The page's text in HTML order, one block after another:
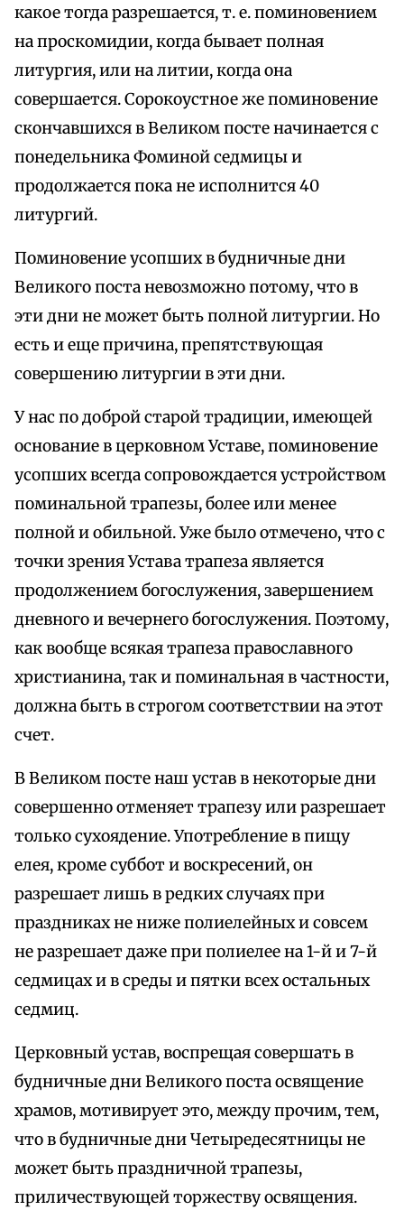
какое тогда разрешается, т. е. поминовением
на проскомидии, когда бывает полная
литургия, или на литии, когда она
совершается. Сорокоустное же поминовение
скончавшихся в Великом посте начинается с
понедельника Фоминой седмицы и
продолжается пока не исполнится 40
литургий.
Поминовение усопших в будничные дни
Великого поста невозможно потому, что в
эти дни не может быть полной литургии. Но
есть и еще причина, препятствующая
совершению литургии в эти дни.
У нас по доброй старой традиции, имеющей
основание в церковном Уставе, поминовение
усопших всегда сопровождается устройством
поминальной трапезы, более или менее
полной и обильной. Уже было отмечено, что с
точки зрения Устава трапеза является
продолжением богослужения, завершением
дневного и вечернего богослужения. Поэтому,
как вообще всякая трапеза православного
христианина, так и поминальная в частности,
должна быть в строгом соответствии на этот
счет.
В Великом посте наш устав в некоторые дни
совершенно отменяет трапезу или разрешает
только сухоядение. Употребление в пищу
елея, кроме суббот и воскресений, он
разрешает лишь в редких случаях при
праздниках не ниже полиелейных и совсем
не разрешает даже при полиелее на 1-й и 7-й
седмицах и в среды и пятки всех остальных
седмиц.
Церковный устав, воспрещая совершать в
будничные дни Великого поста освящение
храмов, мотивирует это, между прочим, тем,
что в будничные дни Четыредесятницы не
может быть праздничной трапезы,
приличествующей торжеству освящения.